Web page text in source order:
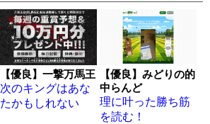
【優良】一撃万馬王
次のキングはあな
たかもしれない
【優良】みどりの的
中らんど
理に叶った勝ち筋
を読む！